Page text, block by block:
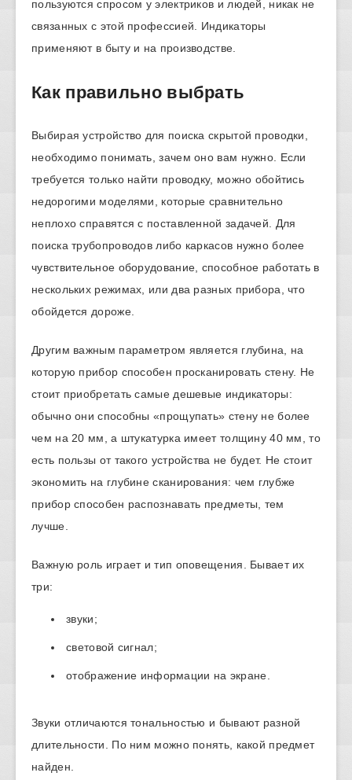
пользуются спросом у электриков и людей, никак не
связанных с этой профессией. Индикаторы
применяют в быту и на производстве.
Как правильно выбрать
Выбирая устройство для поиска скрытой проводки,
необходимо понимать, зачем оно вам нужно. Если
требуется только найти проводку, можно обойтись
недорогими моделями, которые сравнительно
неплохо справятся с поставленной задачей. Для
поиска трубопроводов либо каркасов нужно более
чувствительное оборудование, способное работать в
нескольких режимах, или два разных прибора, что
обойдется дороже.
Другим важным параметром является глубина, на
которую прибор способен просканировать стену. Не
стоит приобретать самые дешевые индикаторы:
обычно они способны «прощупать» стену не более
чем на 20 мм, а штукатурка имеет толщину 40 мм, то
есть пользы от такого устройства не будет. Не стоит
экономить на глубине сканирования: чем глубже
прибор способен распознавать предметы, тем
лучше.
Важную роль играет и тип оповещения. Бывает их
три:
звуки;
световой сигнал;
отображение информации на экране.
Звуки отличаются тональностью и бывают разной
длительности. По ним можно понять, какой предмет
найден.